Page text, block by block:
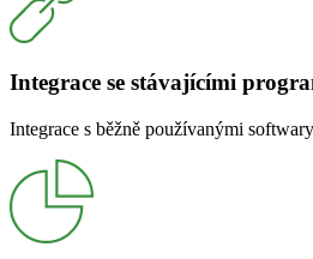
Integrace se stávajícími
Integrace s běžně používanými